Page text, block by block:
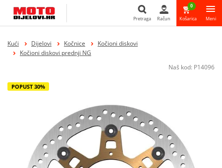
Pretraga Račun
0
Košarica Meni
Kući Dijelovi Kočnice
Kočioni diskovi
Kočioni diskovi prednji NG
Naš kod: P14096
POPUST 30%